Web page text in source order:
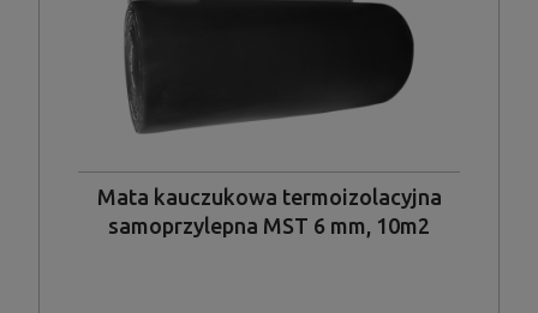
Mata kauczukowa termoizolacyjna
samoprzylepna MST 6 mm, 10m2